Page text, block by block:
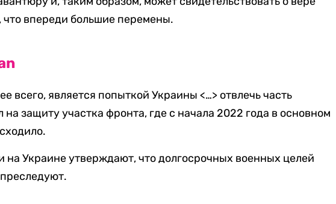
что впереди большие перемены.
всего, является попыткой Украины <…> отвлечь часть
на защиту участка фронта, где с начала 2022 года в основном
на Украине утверждают, что долгосрочных военных целей